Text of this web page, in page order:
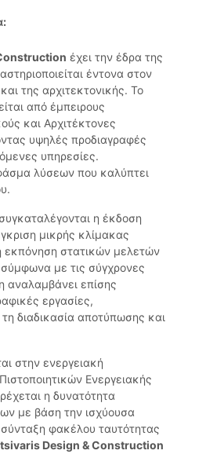
έχει την έδρα της
έντονα στον
της αρχιτεκτονικής. Το
από έμπειρους
και Αρχιτέκτονες
υψηλές προδιαγραφές
υπηρεσίες.
λύσεων που καλύπτει
η έκδοση
μικρής κλίμακας
στατικών μελετών
με τις σύγχρονες
αναλαμβάνει επίσης
εργασίες,
διαδικασία αποτύπωσης και
στην ενεργειακή
Ενεργειακής
η δυνατότητα
με βάση την ισχύουσα
φακέλου ταυτότητας
Design & Construction